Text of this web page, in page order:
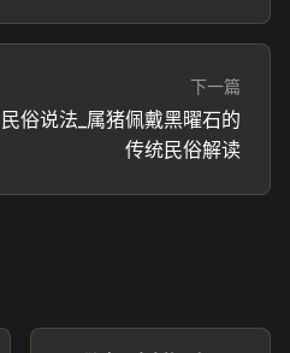
下一篇
俗说法_属猪佩戴黑曜石的
传统民俗解读